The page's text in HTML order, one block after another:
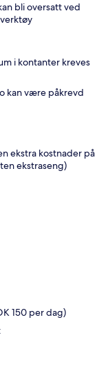
bli oversatt ved
i kontanter kreves
kan være påkrevd
ekstra kostnader på
ekstraseng)
150 per dag)